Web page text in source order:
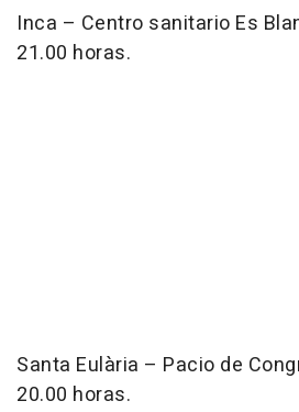
Inca – Centro sanitario Es
21.00 horas.
Santa Eulària – Pacio de
20.00 horas.